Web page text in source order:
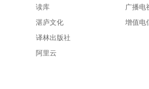
读库
湛庐文化
译林出版社
阿里云
广播电
增值电